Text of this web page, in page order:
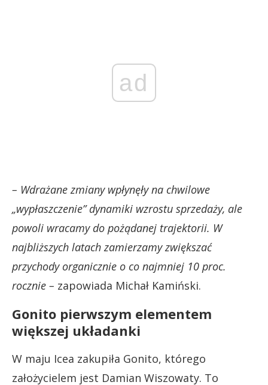
ad
– Wdrażane zmiany wpłynęły na chwilowe
„wypłaszczenie” dynamiki wzrostu sprzedaży, ale
powoli wracamy do pożądanej trajektorii. W
najbliższych latach zamierzamy zwiększać
przychody organicznie o co najmniej 10 proc.
rocznie – zapowiada Michał Kamiński.
Gonito pierwszym elementem
większej układanki
W maju Icea zakupiła Gonito, którego
założycielem jest Damian Wiszowaty. To